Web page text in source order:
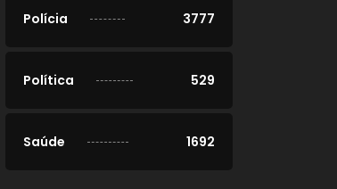
Polícia 3777
Política 529
Saúde 1692